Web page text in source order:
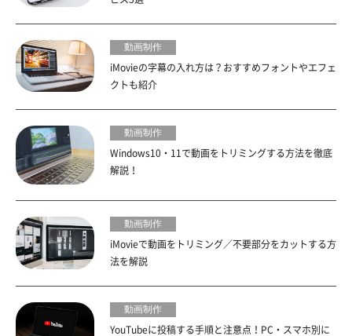
動画制作
iMovieの字幕の入れ方は？おすすめフォントやエフェ
クトも紹介
動画制作
Windows10・11で動画をトリミングする方法を徹底
解説！
動画制作
iMovieで動画をトリミング／不要部分をカットする方
法を解説
動画制作
YouTubeに投稿する手順と注意点！PC・スマホ別に